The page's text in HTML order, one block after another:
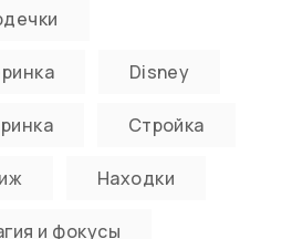
Disney
Стройка
Находки
и фокусы